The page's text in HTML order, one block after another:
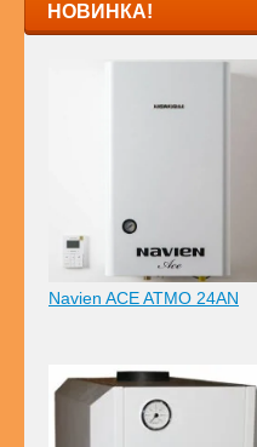
НОВИНКА!
Navien ACE ATMO 24AN